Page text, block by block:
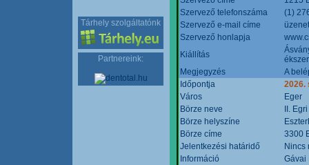
Tárhely szolgáltatónk
Partnereink:
Szervező telefonszáma
(1)
Szervező e-mail címe
Szervező honlapja
Kiállítás
Megjegyzés
A
Időpontja
2026.
Város
Eger
Börze neve
II.
Börze helyszíne
Börze címe
3300
Jelentkezési határidő
Nincs
Információ
Gávai